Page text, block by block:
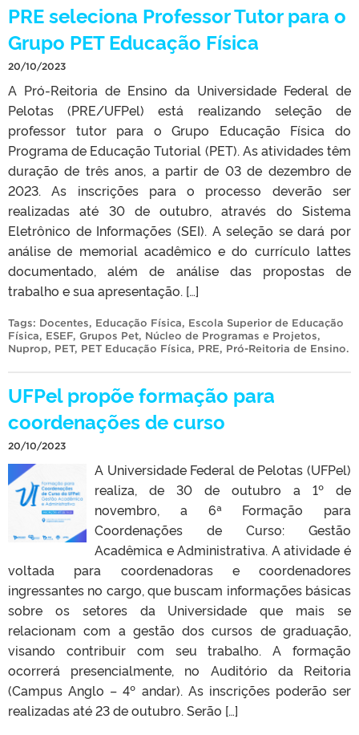
PRE seleciona Professor Tutor para o
Grupo PET Educação Física
20/10/2023
A Pró-Reitoria de Ensino da Universidade Federal de
Pelotas (PRE/UFPel) está realizando seleção de
professor tutor para o Grupo Educação Física do
Programa de Educação Tutorial (PET). As atividades têm
duração de três anos, a partir de 03 de dezembro de
2023. As inscrições para o processo deverão ser
realizadas até 30 de outubro, através do Sistema
Eletrônico de Informações (SEI). A seleção se dará por
análise de memorial acadêmico e do currículo lattes
documentado, além de análise das propostas de
trabalho e sua apresentação. […]
Tags: Docentes, Educação Física, Escola Superior de Educação
Física, ESEF, Grupos Pet, Núcleo de Programas e Projetos,
Nuprop, PET, PET Educação Física, PRE, Pró-Reitoria de Ensino.
UFPel propõe formação para
coordenações de curso
20/10/2023
A Universidade Federal de Pelotas (UFPel)
realiza, de 30 de outubro a 1º de
novembro, a 6ª Formação para
Coordenações de Curso: Gestão
Acadêmica e Administrativa. A atividade é
voltada para coordenadoras e coordenadores
ingressantes no cargo, que buscam informações básicas
sobre os setores da Universidade que mais se
relacionam com a gestão dos cursos de graduação,
visando contribuir com seu trabalho. A formação
ocorrerá presencialmente, no Auditório da Reitoria
(Campus Anglo – 4º andar). As inscrições poderão ser
realizadas até 23 de outubro. Serão […]